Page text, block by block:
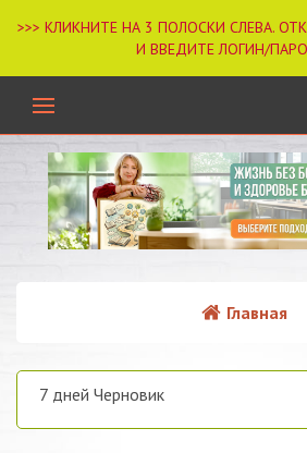
Главная
7 дней Черновик